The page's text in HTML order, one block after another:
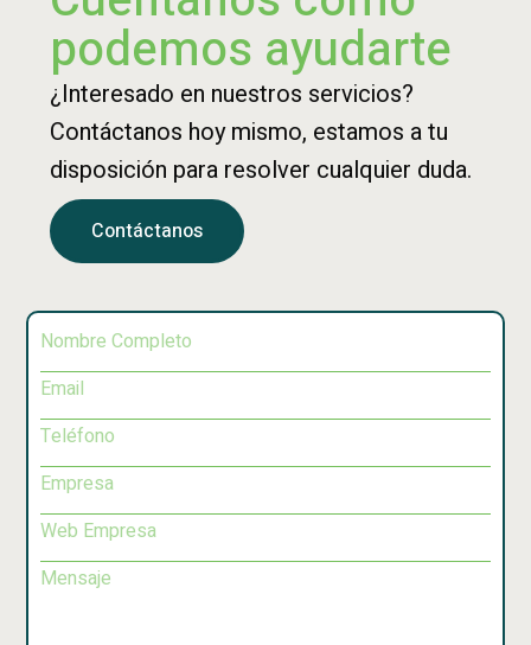
podemos ayudarte
¿Interesado en nuestros servicios?
Contáctanos hoy mismo, estamos a tu
disposición para resolver cualquier duda.
Contáctanos